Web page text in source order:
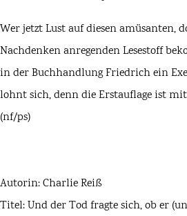
Wer jetzt Lust auf diesen amüsanten,
Nachdenken anregenden Lesestoff
in der Buchhandlung Friedrich ein
lohnt sich, denn die Erstauflage ist
(nf/ps)
Autorin: Charlie Reiß
Titel: Und der Tod fragte sich, ob er